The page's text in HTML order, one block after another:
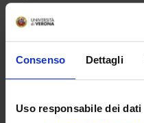
Consenso Dettagli
Uso responsabile dei dati
Scienze Giuridiche